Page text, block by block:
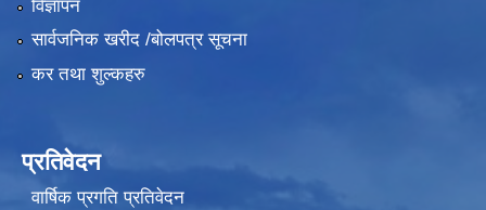
विज्ञापन
सार्वजनिक खरीद /बोलपत्र सूचना
कर तथा शुल्कहरु
प्रतिवेदन
वार्षिक प्रगति प्रतिवेदन